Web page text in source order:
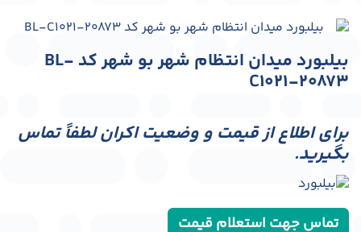
بیلبورد میدان انتظام شهر بو شهر کد BL-
C1021-20873
برای اطلاع از قیمت و وضعیت اکران لطفاً تماس
بگیرید.
تماس جهت استعلام قیمت